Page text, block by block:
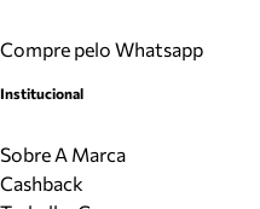
Compre pelo Whatsapp
Institucional
Sobre A Marca
Cashback